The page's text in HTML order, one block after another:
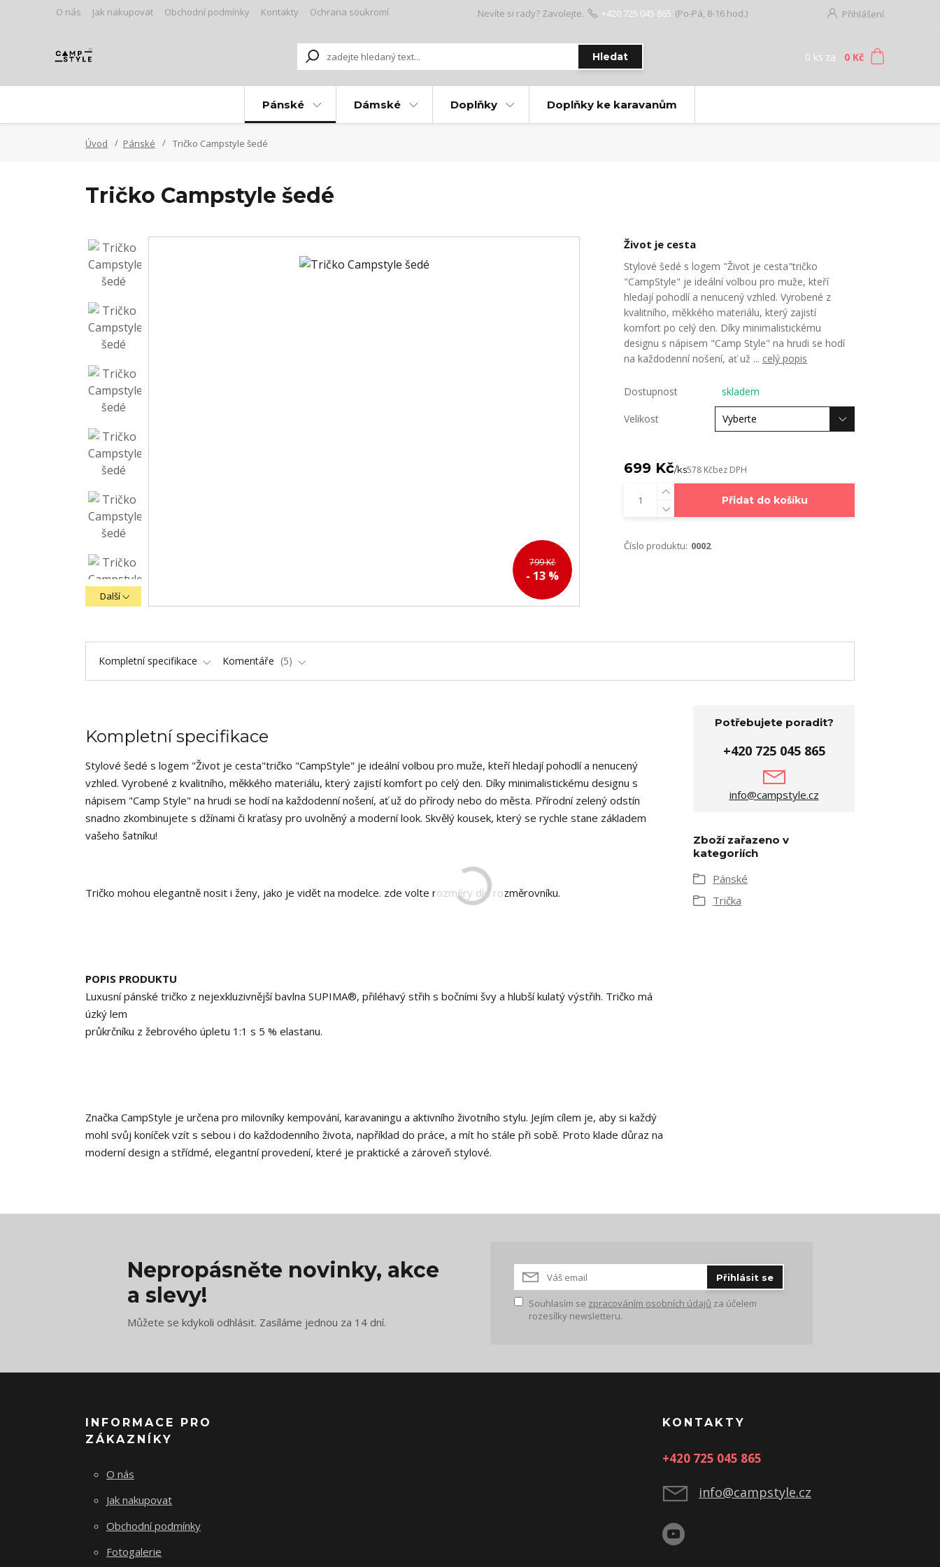
O nás Jak nakupovat Obchodní podmínky Kontakty Ochrana soukromí Přihlášení
Hledat
Nevíte si rady? Zavolejte. +420 725 045 865 (Po-Pá, 8-16 hod.)
0 ks za 0 Kč
Pánské Dámské Doplňky Doplňky ke karavanům
Úvod Pánské Tričko Campstyle šedé
Tričko Campstyle šedé
799 Kč
- 13 %
Další
Život je cesta
Stylové šedé s logem "Život je cesta"tričko
"CampStyle" je ideální volbou pro muže, kteří
hledají pohodlí a nenucený vzhled. Vyrobené z
kvalitního, měkkého materiálu, který zajistí
komfort po celý den. Díky minimalistickému
designu s nápisem "Camp Style" na hrudi se hodí
na každodenní nošení, ať už ... celý popis
Dostupnost skladem
Velikost
699 Kč/ks578 Kčbez DPH
Přidat do košíku
Číslo produktu: 0002
Kompletní specifikace Komentáře 5
Kompletní specifikace
Stylové šedé s logem "Život je cesta"tričko "CampStyle" je ideální volbou pro muže, kteří hledají pohodlí a nenucený
vzhled. Vyrobené z kvalitního, měkkého materiálu, který zajistí komfort po celý den. Díky minimalistickému designu s
nápisem "Camp Style" na hrudi se hodí na každodenní nošení, ať už do přírody nebo do města. Přírodní zelený odstín
snadno zkombinujete s džínami či kraťasy pro uvolněný a moderní look. Skvělý kousek, který se rychle stane základem
vašeho šatníku!
Tričko mohou elegantně nosit i ženy, jako je vidět na modelce. zde volte rozměry dle rozměrovníku.
POPIS PRODUKTU
Luxusní pánské tričko z nejexkluzivnější bavlna SUPIMA®, přiléhavý střih s bočními švy a hlubší kulatý výstřih. Tričko má
úzký lem
průkrčníku z žebrového úpletu 1:1 s 5 % elastanu.
Značka CampStyle je určena pro milovníky kempování, karavaningu a aktivního životního stylu. Jejím cílem je, aby si každý
mohl svůj koníček vzít s sebou i do každodenního života, například do práce, a mít ho stále při sobě. Proto klade důraz na
moderní design a střídmé, elegantní provedení, které je praktické a zároveň stylové.
Potřebujete poradit?
+420 725 045 865
info@campstyle.cz
Zboží zařazeno v
kategoriích
Pánské
Trička
Nepropásněte novinky, akce
a slevy!
Můžete se kdykoli odhlásit. Zasíláme jednou za 14 dní.
Přihlásit se
Souhlasím se zpracováním osobních údajů za účelem
rozesílky newsletteru.
INFORMACE PRO
ZÁKAZNÍKY
O nás
Jak nakupovat
Obchodní podmínky
Fotogalerie
KONTAKTY
+420 725 045 865
info@campstyle.cz